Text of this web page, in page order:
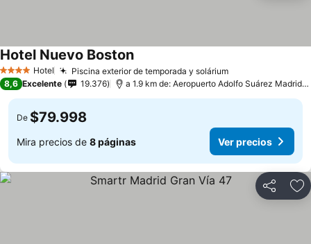
4 EstrellasHotel Piscina exterior de temporada y solárium
Hotel Nuevo Boston
8,6 Excelente 19.376 a 1.9 km de: Aeropuerto Adolfo Suárez Madrid–Barajas
De $79.998
Mira precios de 8 páginas Ver precios
Compartir